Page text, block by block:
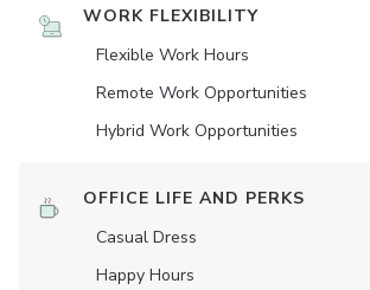
WORK FLEXIBILITY
Flexible Work Hours
Remote Work Opportunities
Hybrid Work Opportunities
OFFICE LIFE AND PERKS
Casual Dress
Happy Hours